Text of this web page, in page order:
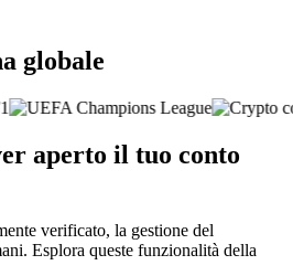
globale
aperto il tuo conto
verificato, la gestione del
Esplora queste funzionalità della